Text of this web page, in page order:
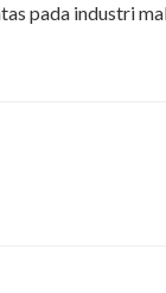
pada industri